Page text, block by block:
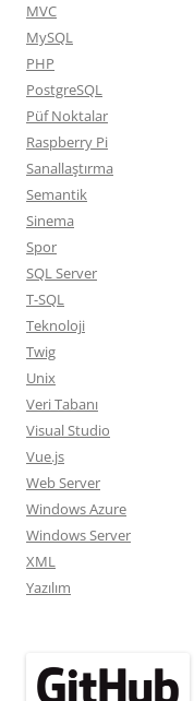
MVC
MySQL
PHP
PostgreSQL
Püf Noktalar
Raspberry Pi
Sanallaştırma
Semantik
Sinema
Spor
SQL Server
T-SQL
Teknoloji
Twig
Unix
Veri Tabanı
Visual Studio
Vue.js
Web Server
Windows Azure
Windows Server
XML
Yazılım